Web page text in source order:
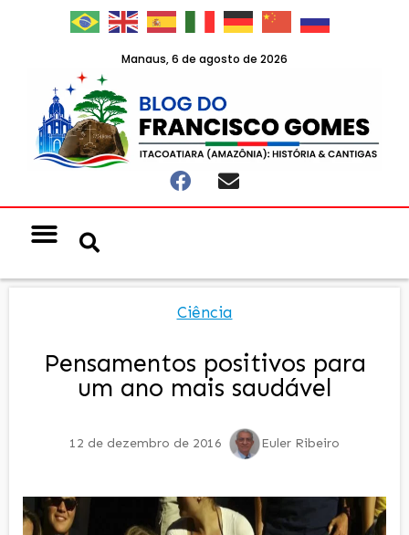
Manaus, 6 de agosto de 2026
Ciência
Pensamentos positivos para
um ano mais saudável
12 de dezembro de 2016 Euler Ribeiro